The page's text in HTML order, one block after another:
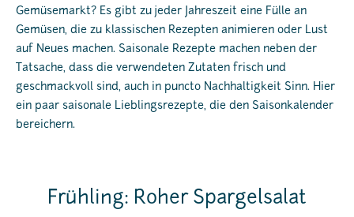
Gemüsemarkt? Es gibt zu jeder Jahreszeit eine Fülle an
Gemüsen, die zu klassischen Rezepten animieren oder Lust
auf Neues machen. Saisonale Rezepte machen neben der
Tatsache, dass die verwendeten Zutaten frisch und
geschmackvoll sind, auch in puncto Nachhaltigkeit Sinn. Hier
ein paar saisonale Lieblingsrezepte, die den Saisonkalender
bereichern.
Frühling: Roher Spargelsalat